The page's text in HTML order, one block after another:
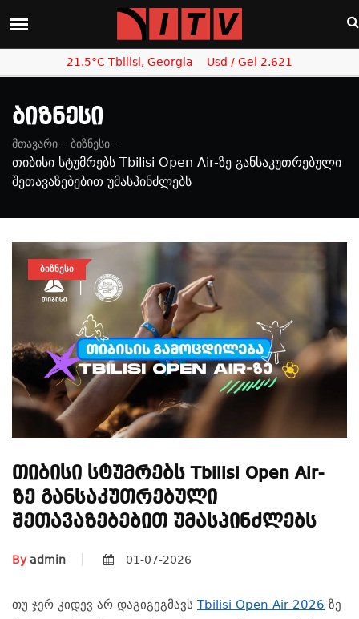
21.5°C Tbilisi, Georgia Usd / Gel 2.621
Ბიზნესი
მთავარი - ბიზნესი -
თიბისი სტუმრებს Tbilisi Open Air-ზე განსაკუთრებული
შეთავაზებებით უმასპინძლებს
ᲑᲘᲖᲜᲔᲡᲘ
Თიბისი Სტუმრებს Tbilisi Open Air-
Ზე Განსაკუთრებული
Შეთავაზებებით Უმასპინძლებს
Byadmin 01-07-2026
თუ ჯერ კიდევ არ დაგიგეგმავს Tbilisi Open Air 2026-ზე